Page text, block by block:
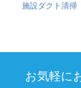
施設ダクト清掃
お気軽に